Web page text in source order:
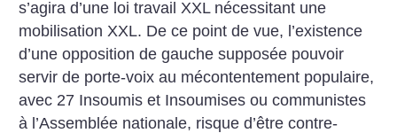
s’agira d’une loi travail XXL nécessitant une
mobilisation XXL. De ce point de vue, l’existence
d’une opposition de gauche supposée pouvoir
servir de porte-voix au mécontentement populaire,
avec 27 Insoumis et Insoumises ou communistes
à l’Assemblée nationale, risque ­d’être contre-